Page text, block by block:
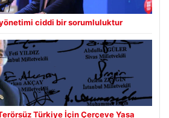
ciddi bir sorumluluktur
Terörsüz Türkiye İçin Çerçeve Yasa